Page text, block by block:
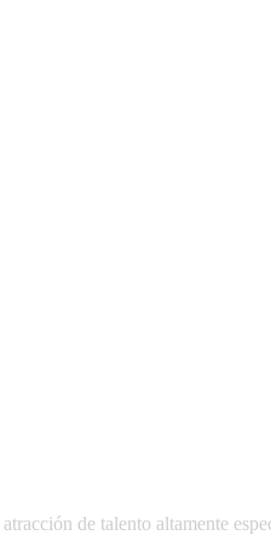
de talento altamente